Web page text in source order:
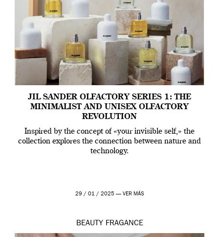
JIL SANDER OLFACTORY SERIES 1: THE
MINIMALIST AND UNISEX OLFACTORY
REVOLUTION
Inspired by the concept of «your invisible self,» the
collection explores the connection between nature and
technology.
29 / 01 / 2025 — VER MÁS
BEAUTY FRAGANCE